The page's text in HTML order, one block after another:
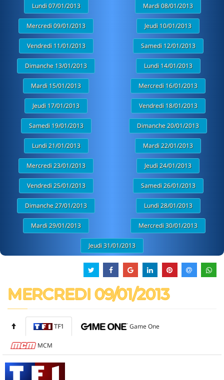
Lundi 07/01/2013 Mardi 08/01/2013
Mercredi 09/01/2013 Jeudi 10/01/2013
Vendredi 11/01/2013 Samedi 12/01/2013
Dimanche 13/01/2013 Lundi 14/01/2013
Mardi 15/01/2013 Mercredi 16/01/2013
Jeudi 17/01/2013 Vendredi 18/01/2013
Samedi 19/01/2013 Dimanche 20/01/2013
Lundi 21/01/2013 Mardi 22/01/2013
Mercredi 23/01/2013 Jeudi 24/01/2013
Vendredi 25/01/2013 Samedi 26/01/2013
Dimanche 27/01/2013 Lundi 28/01/2013
Mardi 29/01/2013 Mercredi 30/01/2013
Jeudi 31/01/2013
MERCREDI 09/01/2013
TF1 Game One
MCM